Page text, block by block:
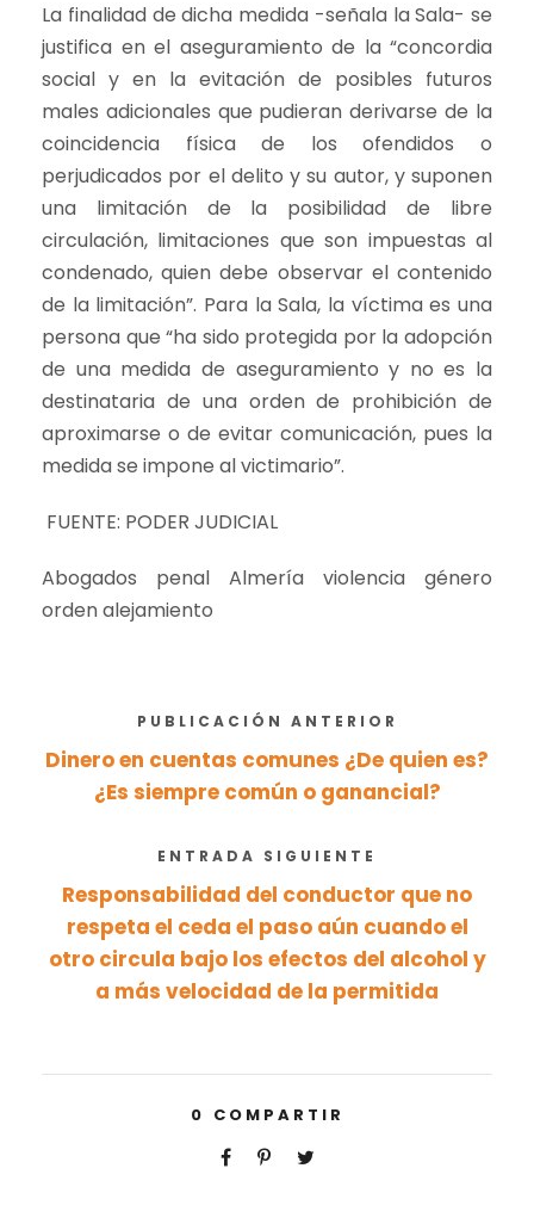
La finalidad de dicha medida -señala la Sala- se
justifica en el aseguramiento de la “concordia
social y en la evitación de posibles futuros
males adicionales que pudieran derivarse de la
coincidencia física de los ofendidos o
perjudicados por el delito y su autor, y suponen
una limitación de la posibilidad de libre
circulación, limitaciones que son impuestas al
condenado, quien debe observar el contenido
de la limitación”. Para la Sala, la víctima es una
persona que “ha sido protegida por la adopción
de una medida de aseguramiento y no es la
destinataria de una orden de prohibición de
aproximarse o de evitar comunicación, pues la
medida se impone al victimario”.
FUENTE: PODER JUDICIAL
Abogados penal Almería violencia género
orden alejamiento
PUBLICACIÓN ANTERIOR
Dinero en cuentas comunes ¿De quien es?
¿Es siempre común o ganancial?
ENTRADA SIGUIENTE
Responsabilidad del conductor que no
respeta el ceda el paso aún cuando el
otro circula bajo los efectos del alcohol y
a más velocidad de la permitida
0 COMPARTIR